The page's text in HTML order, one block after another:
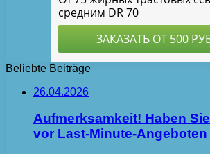
Beliebte Beiträge
26.04.2026
Aufmerksamkeit! Haben
vor Last-Minute-Angeboten